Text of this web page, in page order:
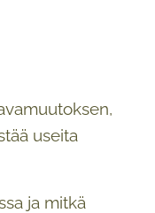
useita
ja mitkä